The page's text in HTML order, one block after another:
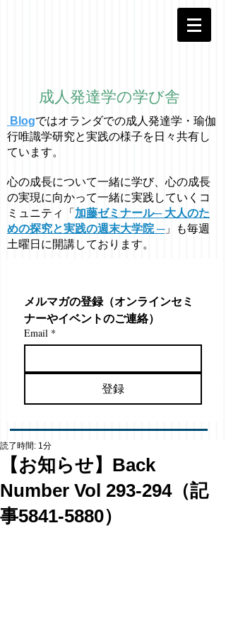
成人発達学の学び舎
Blogではオラ ンダでの成人発達学・ 瑜伽
行唯識学研究と実践の様子を日々共有し
ています。
心の成長について一緒に学び、心の成長
の実現に向かって一緒に実践していくコ
ミュニティ「 加藤ゼミナール─ 大人のた
めの探究と実践の週末大学院 ─」も毎週
土曜日に開講しております。
メルマガの登録（オンラインセミ
ナーやイベントのご連絡）
Email *
登録
【お知らせ】Back
Number Vol 293-294（記
事5841-5880）
読了時間: 1分